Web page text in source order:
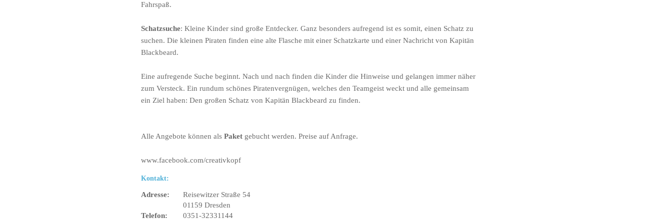
Fahrspaß.
Schatzsuche: Kleine Kinder sind große Entdecker. Ganz besonders aufregend ist es somit, einen Schatz zu
suchen. Die kleinen Piraten finden eine alte Flasche mit einer Schatzkarte und einer Nachricht von Kapitän
Blackbeard.
Eine aufregende Suche beginnt. Nach und nach finden die Kinder die Hinweise und gelangen immer näher
zum Versteck. Ein rundum schönes Piratenvergnügen, welches den Teamgeist weckt und alle gemeinsam
ein Ziel haben: Den großen Schatz von Kapitän Blackbeard zu finden.
Alle Angebote können als Paket gebucht werden. Preise auf Anfrage.
www.facebook.com/creativkopf
Kontakt:
Adresse:
Reisewitzer Straße 54
01159 Dresden
Telefon:
0351-32331144